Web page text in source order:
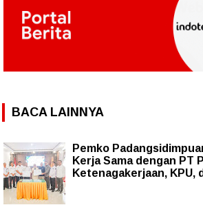
BACA LAINNYA
Pemko
Kerja Sama dengan PT
Ketenagakerjaan, KPU,